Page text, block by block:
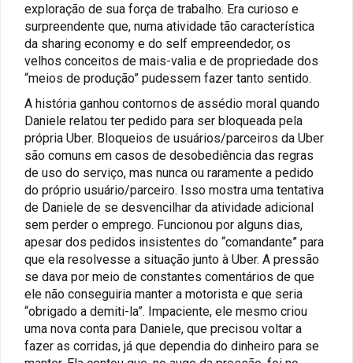
exploração de sua força de trabalho. Era curioso e
surpreendente que, numa atividade tão característica
da sharing economy e do self empreendedor, os
velhos conceitos de mais-valia e de propriedade dos
“meios de produção” pudessem fazer tanto sentido.
A história ganhou contornos de assédio moral quando
Daniele relatou ter pedido para ser bloqueada pela
própria Uber. Bloqueios de usuários/parceiros da Uber
são comuns em casos de desobediência das regras
de uso do serviço, mas nunca ou raramente a pedido
do próprio usuário/parceiro. Isso mostra uma tentativa
de Daniele de se desvencilhar da atividade adicional
sem perder o emprego. Funcionou por alguns dias,
apesar dos pedidos insistentes do “comandante” para
que ela resolvesse a situação junto à Uber. A pressão
se dava por meio de constantes comentários de que
ele não conseguiria manter a motorista e que seria
“obrigado a demiti-la”. Impaciente, ele mesmo criou
uma nova conta para Daniele, que precisou voltar a
fazer as corridas, já que dependia do dinheiro para se